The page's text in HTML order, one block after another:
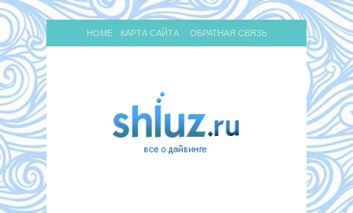
HOME КАРТА САЙТА ОБРАТНАЯ СВЯЗЬ